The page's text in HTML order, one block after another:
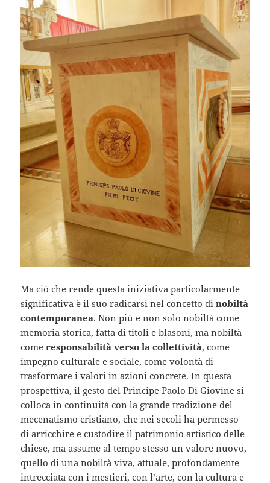
Ma ciò che rende questa iniziativa particolarmente
significativa è il suo radicarsi nel concetto dinobiltà
contemporanea. Non più e non solo nobiltà come
memoria storica, fatta di titoli e blasoni, ma nobiltà
comeresponsabilità verso la collettività, come
impegno culturale e sociale, come volontà di
trasformare i valori in azioni concrete. In questa
prospettiva, il gesto del Principe Paolo Di Giovine si
colloca in continuità con la grande tradizione del
mecenatismo cristiano, che nei secoli ha permesso
di arricchire e custodire il patrimonio artistico delle
chiese, ma assume al tempo stesso un valore nuovo,
quello di una nobiltà viva, attuale, profondamente
intrecciata con i mestieri, con l’arte, con la cultura e